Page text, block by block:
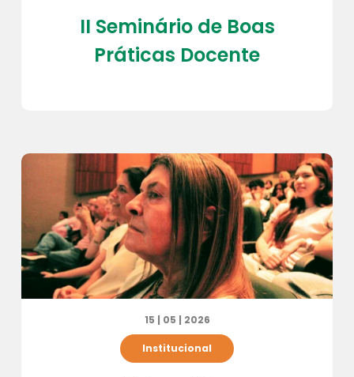
II Seminário de Boas
Práticas Docente
15 | 05 | 2026
Institucional